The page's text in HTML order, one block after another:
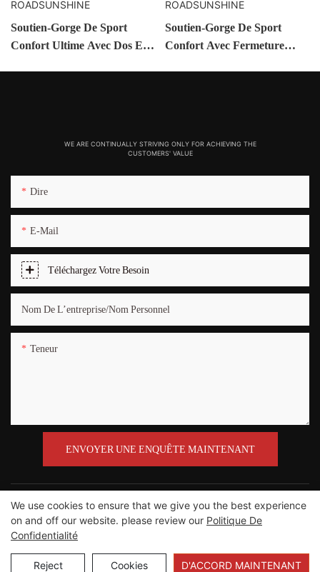
Soutien-Gorge De Sport
Confort Ultime Avec Dos En
Soutien-Gorge De Sport
Confort Avec Fermeture
WE ARE CONTINUALLY STRIVING ONLY FOR ACHIEVING THE
CUSTOMERS' VALUE
Dire
E-Mail
Téléchargez Votre Besoin
Nom De L’entreprise/Nom Personnel
Teneur
ENVOYER UNE ENQUÊTE MAINTENANT
Copyright © 2012-2023 Guangzhou Road Sunshine Sports Wear
co., Ltd |
Plan du site
We use cookies to ensure that we give you the best experience
on and off our website. please review our Politique De
Confidentialité
Reject Cookies D'ACCORD MAINTENANT